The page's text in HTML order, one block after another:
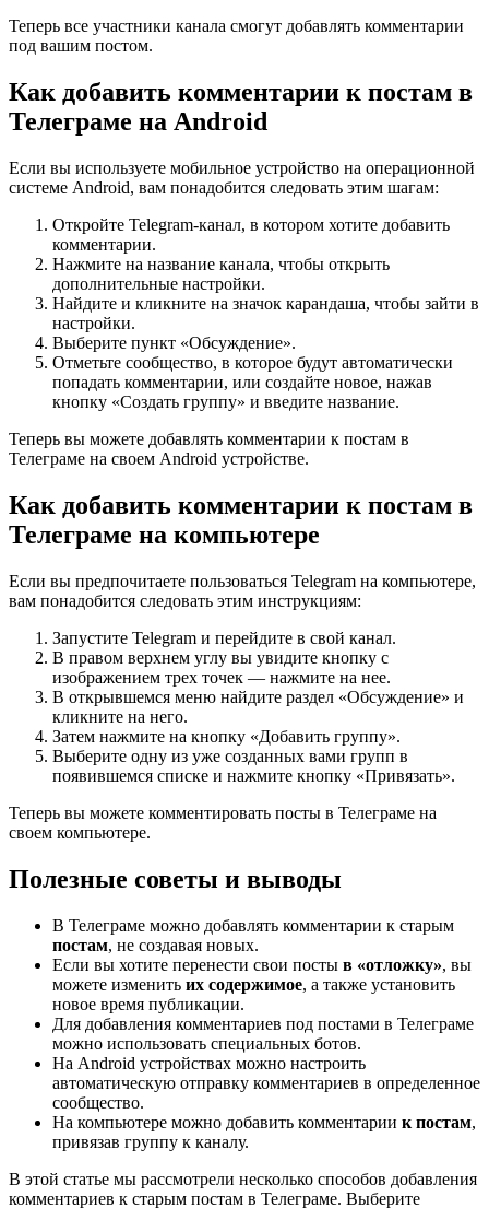
Теперь все участники канала смогут добавлять комментарии
под вашим постом.
Как добавить комментарии к постам в
Телеграме на Android
Если вы используете мобильное устройство на операционной
системе Android, вам понадобится следовать этим шагам:
Откройте Telegram-канал, в котором хотите добавить
комментарии.
Нажмите на название канала, чтобы открыть
дополнительные настройки.
Найдите и кликните на значок карандаша, чтобы зайти в
настройки.
Выберите пункт «Обсуждение».
Отметьте сообщество, в которое будут автоматически
попадать комментарии, или создайте новое, нажав
кнопку «Создать группу» и введите название.
Теперь вы можете добавлять комментарии к постам в
Телеграме на своем Android устройстве.
Как добавить комментарии к постам в
Телеграме на компьютере
Если вы предпочитаете пользоваться Telegram на компьютере,
вам понадобится следовать этим инструкциям:
Запустите Telegram и перейдите в свой канал.
В правом верхнем углу вы увидите кнопку с
изображением трех точек — нажмите на нее.
В открывшемся меню найдите раздел «Обсуждение» и
кликните на него.
Затем нажмите на кнопку «Добавить группу».
Выберите одну из уже созданных вами групп в
появившемся списке и нажмите кнопку «Привязать».
Теперь вы можете комментировать посты в Телеграме на
своем компьютере.
Полезные советы и выводы
В Телеграме можно добавлять комментарии к старым
постам, не создавая новых.
Если вы хотите перенести свои посты в «отложку», вы
можете изменить их содержимое, а также установить
новое время публикации.
Для добавления комментариев под постами в Телеграме
можно использовать специальных ботов.
На Android устройствах можно настроить
автоматическую отправку комментариев в определенное
сообщество.
На компьютере можно добавить комментарии к постам,
привязав группу к каналу.
В этой статье мы рассмотрели несколько способов добавления
комментариев к старым постам в Телеграме. Выберите